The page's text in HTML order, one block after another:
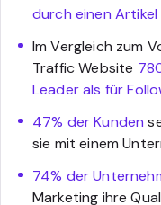
durch einen Artikel
Im Vergleich zum
Traffic Website
Leader als für
47% der Kunden
sie mit einem
74% der
Marketing ihre